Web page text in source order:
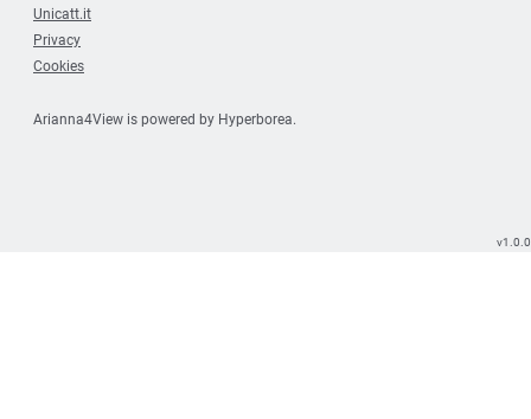
Unicatt.it
Privacy
Cookies
Arianna4View is powered by Hyperborea.
v1.0.0